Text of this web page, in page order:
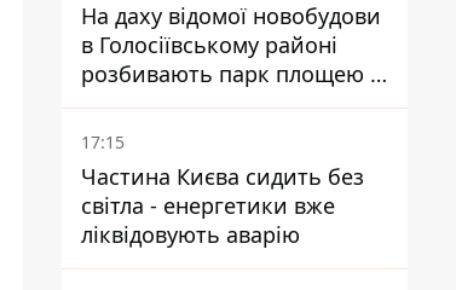
На даху відомої новобудови
в Голосіївському районі
розбивають парк площею в
гектар
17:15
Частина Києва сидить без
світла - енергетики вже
ліквідовують аварію